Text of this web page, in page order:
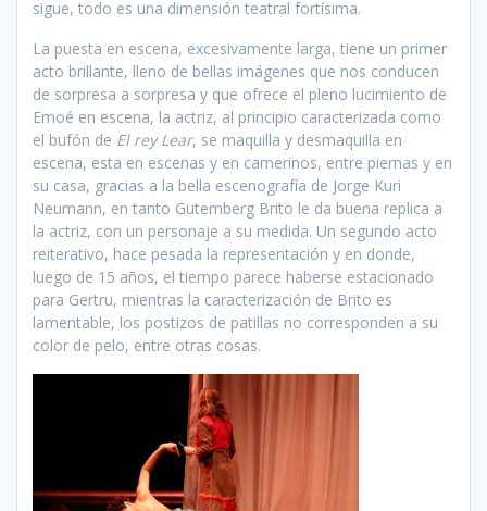
sigue, todo es una dimensión teatral fortísima.
La puesta en escena, excesivamente larga, tiene un primer
acto brillante, lleno de bellas imágenes que nos conducen
de sorpresa a sorpresa y que ofrece el pleno lucimiento de
Emoé en escena, la actriz, al principio caracterizada como
el bufón de El rey Lear, se maquilla y desmaquilla en
escena, esta en escenas y en camerinos, entre piernas y en
su casa, gracias a la bella escenografía de Jorge Kuri
Neumann, en tanto Gutemberg Brito le da buena replica a
la actriz, con un personaje a su medida. Un segundo acto
reiterativo, hace pesada la representación y en donde,
luego de 15 años, el tiempo parece haberse estacionado
para Gertru, mientras la caracterización de Brito es
lamentable, los postizos de patillas no corresponden a su
color de pelo, entre otras cosas.